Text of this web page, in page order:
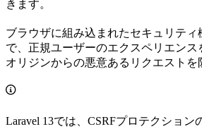
きます。
ブラウザに組み込まれたセキュリティ
で、正規ユーザーのエクスペリエン
オリジンからの悪意あるリクエストを
Laravel 13では、CSRFプロテクション